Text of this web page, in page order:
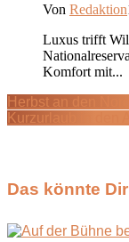
Von Redaktion
Luxus trifft
Komfort mit...
Herbst an den
Kurzurlaub in den
Das könnte